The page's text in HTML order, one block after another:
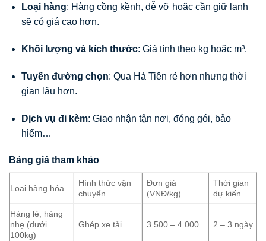
Loại hàng: Hàng cồng kềnh, dễ vỡ hoặc cần giữ lạnh
sẽ có giá cao hơn.
Khối lượng và kích thước: Giá tính theo kg hoặc m³.
Tuyến đường chọn: Qua Hà Tiên rẻ hơn nhưng thời
gian lâu hơn.
Dịch vụ đi kèm: Giao nhận tận nơi, đóng gói, bảo
hiểm…
Bảng giá tham khảo
Loại hàng hóa
Hình thức vận
chuyển
Đơn giá
(VNĐ/kg)
Thời gian
dự kiến
Hàng lẻ, hàng
nhẹ (dưới
100kg)
Ghép xe tải 3.500 – 4.000 2 – 3 ngày